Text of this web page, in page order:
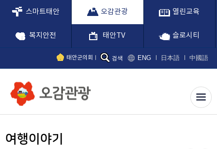
스마트태안 오감관광 열린교육
복지안전 태안TV 슬로시티
태안군의회 검색 ENG 日本語 中國語
여행이야기